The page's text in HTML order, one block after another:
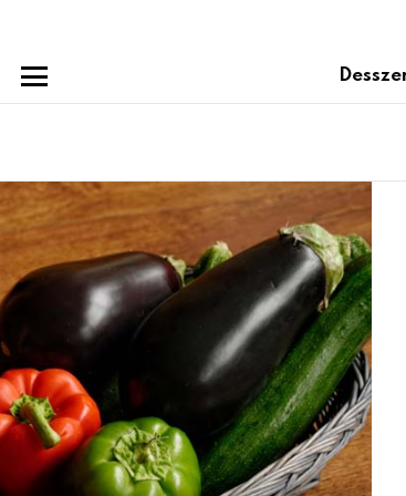
Subterms
Latest
stories